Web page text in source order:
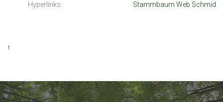
Hyperlinks: Stammbaum Web Schmid
↑